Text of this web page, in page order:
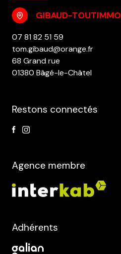
GIBAUD-TOUTIMMO
07 81 82 51 59
tom.gibaud@orange.fr
68 Grand rue
01380 Bâgé-le-Châtel
Restons connectés
Agence membre
Adhérents